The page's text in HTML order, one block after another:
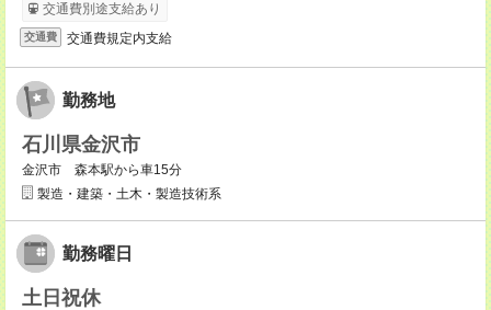
交通費別途支給あり
交通費 交通費規定内支給
勤務地
石川県金沢市
金沢市 森本駅から車15分
製造・建築・土木・製造技術系
勤務曜日
土日祝休